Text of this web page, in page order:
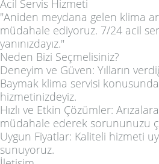
Acil Servis Hizmeti
"Aniden meydana gelen klima
müdahale ediyoruz. 7/24 acil
yanınızdayız."
Neden Bizi Seçmelisiniz?
Deneyim ve Güven: Yılların
Baymak klima servisi
hizmetinizdeyiz.
Hızlı ve Etkin Çözümler:
müdahale ederek sorununuzu
Uygun Fiyatlar: Kaliteli hizmeti
sunuyoruz.